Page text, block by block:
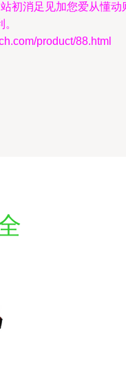
初消足见加您爱从懂动
product/88.html